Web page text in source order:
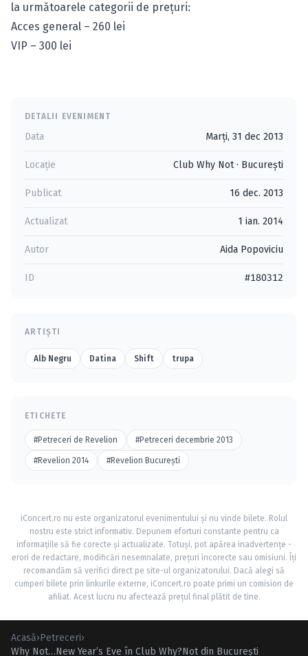
la următoarele categorii de preţuri:
Acces general – 260 lei
VIP – 300 lei
DETALII EVENIMENT
Data Marți, 31 dec 2013
Locație Club Why Not· Bucureşti
Publicat 16 dec. 2013
Actualizat 1 ian. 2014
Autor Aida Popoviciu
ID #180312
ARTIȘTI
Alb Negru Datina Shift trupa
ETICHETE
#Petreceri de Revelion #Petreceri decembrie 2013
#Revelion 2014 #Revelion Bucureşti
iConcert.ro nu este organizatorul evenimentului și nu vinde bilete. Rolul
nostru este strict informativ. Depunem eforturi constante pentru ca
informațiile să fie corecte și actualizate. Totuși, pot apărea inadvertențe -
erori de redactare, modificări nesemnalate, prețuri incorecte sau omisiuni. Îți
recomandăm să verifici direct pe site-ul organizatorului. Dacă alegi să
cumperi bilete prin linkurile externe, iConcert.ro poate primi un comision de
afiliat. Acest lucru nu afectează prețul final plătit de tine.
Acasă›Petreceri›
Why Not…New Year’s Eve în Club Why?Not din Bucureşti